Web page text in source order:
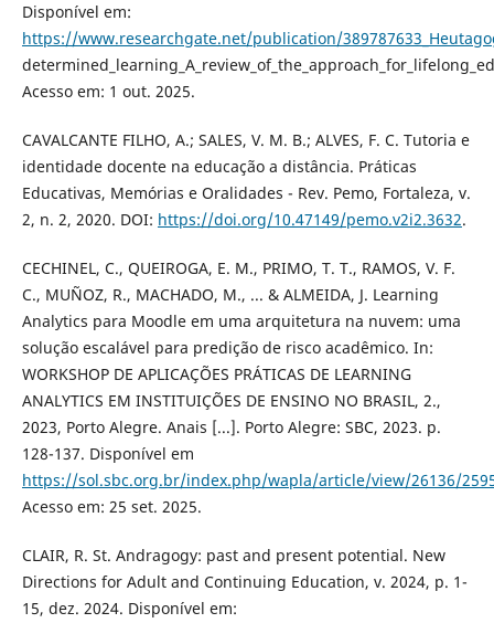
Disponível em:
https://www.researchgate.net/publication/
Acesso em: 1 out. 2025.
CAVALCANTE FILHO, A.; SALES, V. M. B.; ALVES, F. C. Tutoria e
identidade docente na educação a distância. Práticas
Educativas, Memórias e Oralidades - Rev. Pemo, Fortaleza, v.
2, n. 2, 2020. DOI: https://doi.org/10.47149/pemo.v2i2.3632.
CECHINEL, C., QUEIROGA, E. M., PRIMO, T. T., RAMOS, V. F.
C., MUÑOZ, R., MACHADO, M., ... & ALMEIDA, J. Learning
Analytics para Moodle em uma arquitetura na nuvem: uma
solução escalável para predição de risco acadêmico. In:
WORKSHOP DE APLICAÇÕES PRÁTICAS DE LEARNING
ANALYTICS EM INSTITUIÇÕES DE ENSINO NO BRASIL, 2.,
2023, Porto Alegre. Anais [...]. Porto Alegre: SBC, 2023. p.
128-137. Disponível em
https://sol.sbc.org.br/index.php/wapla/article/view/26136/
Acesso em: 25 set. 2025.
CLAIR, R. St. Andragogy: past and present potential. New
Directions for Adult and Continuing Education, v. 2024, p. 1-
15, dez. 2024. Disponível em: